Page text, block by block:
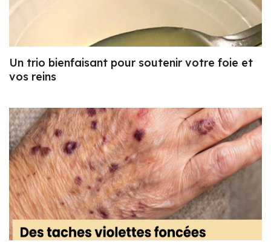
Un trio bienfaisant pour soutenir votre foie et
vos reins